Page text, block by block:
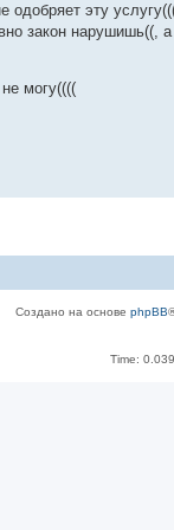
одобряет эту
закон нарушишь((,
могу((((
Создано на основе phpBB
Time: